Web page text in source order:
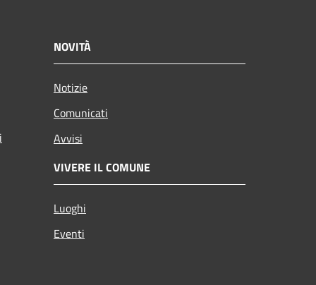
NOVITÀ
Notizie
Comunicati
Avvisi
VIVERE IL COMUNE
Luoghi
Eventi